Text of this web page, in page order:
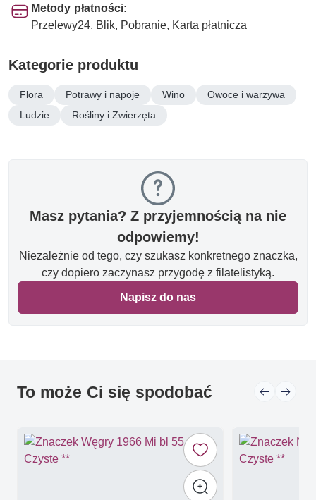
Metody płatności:
Przelewy24, Blik, Pobranie, Karta płatnicza
Kategorie produktu
Flora Potrawy i napoje Wino
Owoce i warzywa
Ludzie
Rośliny i Zwierzęta
Masz pytania? Z przyjemnością na nie
odpowiemy!
Niezależnie od tego, czy szukasz konkretnego znaczka,
czy dopiero zaczynasz przygodę z filatelistyką.
Napisz do nas
To może Ci się spodobać